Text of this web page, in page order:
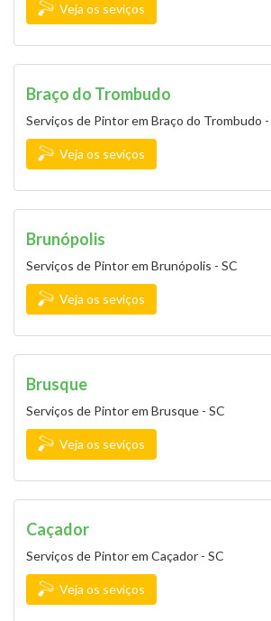
Veja os seviços
Braço do Trombudo
Serviços de Pintor em Braço do Trombudo -
Veja os seviços
Brunópolis
Serviços de Pintor em Brunópolis - SC
Veja os seviços
Brusque
Serviços de Pintor em Brusque - SC
Veja os seviços
Caçador
Serviços de Pintor em Caçador - SC
Veja os seviços